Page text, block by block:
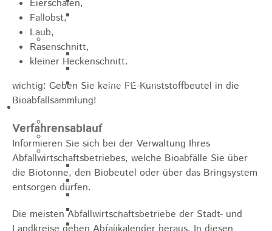
Heubach gestalten
Online Beteiligung
Zukunfts Team
Freizeit / Tourismus
Gastgeber
Veranstaltungen
Museen & Sammlungen
Schloss
Miedermuseum
Polizeimuseum
Haus Anna Vetter
Eierschalen,
Fallobst,
Laub,
Rasenschnitt,
kleiner Heckenschnitt.
wichtig: Geben Sie keine PE-Kunststoffbeutel in die
Bioabfallsammlung!
Verfahrensablauf
Informieren Sie sich bei der Verwaltung Ihres
Abfallwirtschaftsbetriebes, welche Bioabfälle Sie über
die Biotonne, den Biobeutel oder über das Bringsystem
entsorgen dürfen.
Die meisten Abfallwirtschaftsbetriebe der Stadt- und